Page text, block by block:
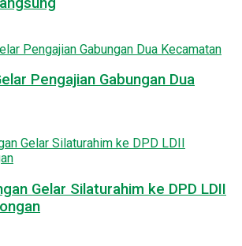
Pengajian Gabungan Dua
Gelar Silaturahim ke DPD LDII